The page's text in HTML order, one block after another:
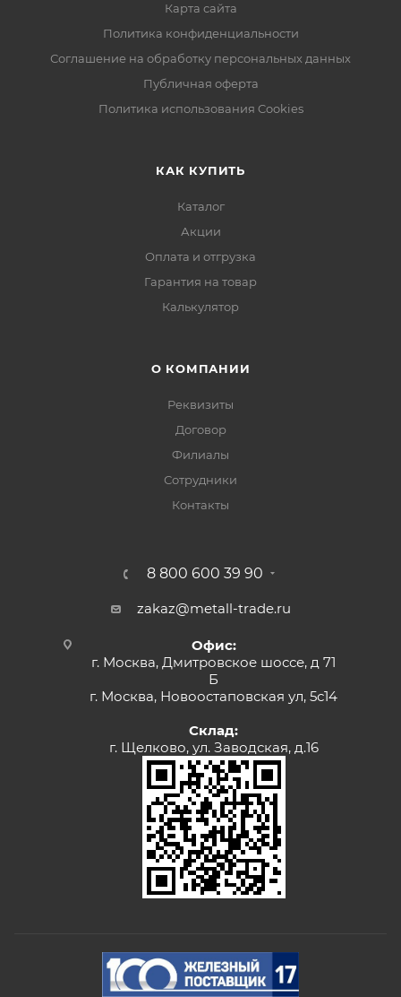
Карта сайта
Политика конфиденциальности
Соглашение на обработку персональных данных
Публичная оферта
Политика использования Cookies
КАК КУПИТЬ
Каталог
Акции
Оплата и отгрузка
Гарантия на товар
Калькулятор
О КОМПАНИИ
Реквизиты
Договор
Филиалы
Сотрудники
Контакты
8 800 600 39 90
zakaz@metall-trade.ru
Офис:
г. Москва, Дмитровское шоссе, д 71
Б
г. Москва, Новоостаповская ул, 5с14
Склад:
г. Щелково, ул. Заводская, д.16